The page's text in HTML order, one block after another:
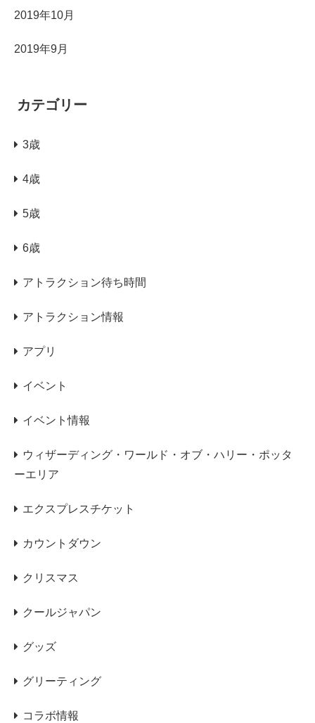
2019年10月
2019年9月
カテゴリー
3歳
4歳
5歳
6歳
アトラクション待ち時間
アトラクション情報
アプリ
イベント
イベント情報
ウィザーディング・ワールド・オブ・ハリー・ポッタ
ーエリア
エクスプレスチケット
カウントダウン
クリスマス
クールジャパン
グッズ
グリーティング
コラボ情報